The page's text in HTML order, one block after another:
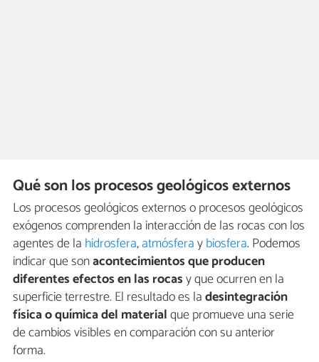
Qué son los procesos geológicos externos
Los procesos geológicos externos o procesos geológicos
exógenos comprenden la interacción de las rocas con los
agentes de la hidrosfera,atmósferaybiosfera. Podemos
indicar que sonacontecimientos que producen
diferentes efectos en las rocasy que ocurren en la
superficie terrestre. El resultado es ladesintegración
física o química del materialque promueve una serie
de cambios visibles en comparación con su anterior
forma.